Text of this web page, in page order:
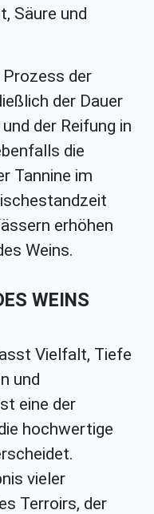
Säure und
Prozess der
der Dauer
der Reifung in
die
Tannine im
erhöhen
Weins.
WEINS
Vielfalt, Tiefe
und
eine der
hochwertige
vieler
Terroirs, der